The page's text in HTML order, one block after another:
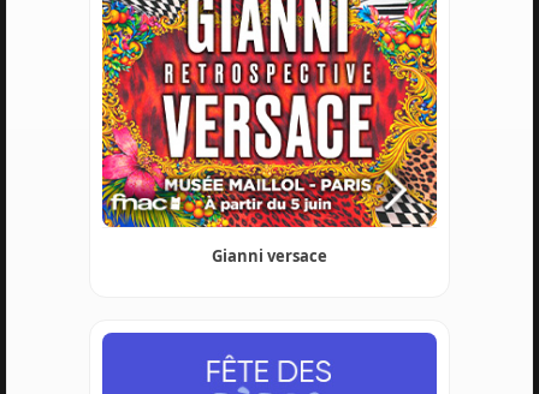
Gianni versace